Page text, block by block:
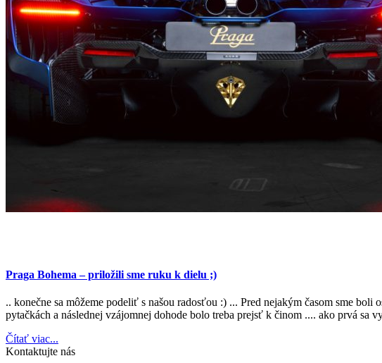
Praga Bohema – priložili sme ruku k dielu ;)
.. konečne sa môžeme podeliť s našou radosťou :) ... Pred nejakým časom sme
pytačkách a následnej vzájomnej dohode bolo treba prejsť k činom .... ako prvá sa
Čítať viac...
Kontaktujte nás